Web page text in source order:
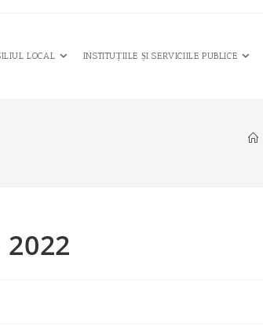
LOCAL INSTITUȚIILE ȘI SERVICIILE PUBLICE
2022